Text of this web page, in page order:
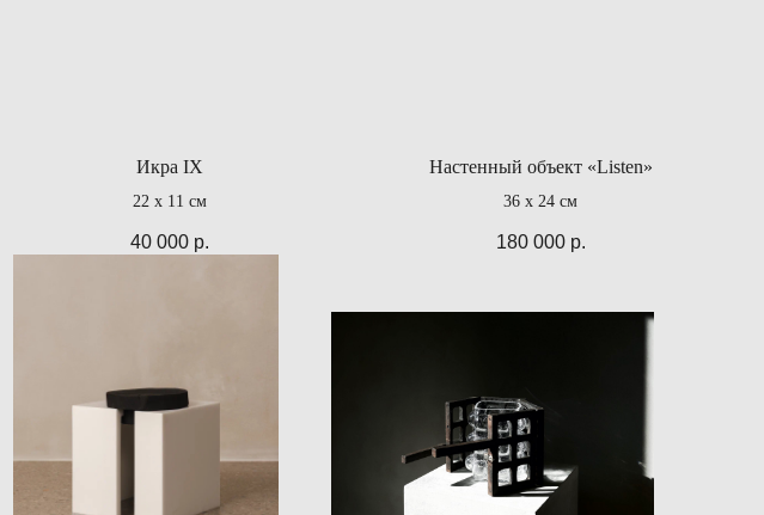
Икра IX
22 х 11 см
40 000 р.
Настенный объект «Listen»
36 х 24 см
180 000 р.